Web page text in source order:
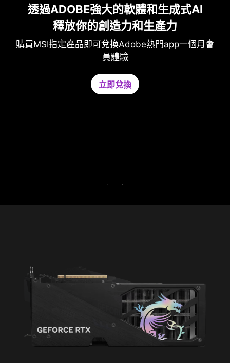
透過ADOBE強大的軟體和生成式AI
釋放你的創造力和生產力
購買MSI指定產品即可兌換Adobe熱門app一個月會
員體驗
立即兌換